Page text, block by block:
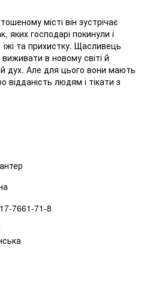
місті він зустрічає
яких господарі покинули і
та прихистку. Щасливець
в новому світі й
дух. Але для цього вони мають
відданість людям і тікати з
7661-71-8